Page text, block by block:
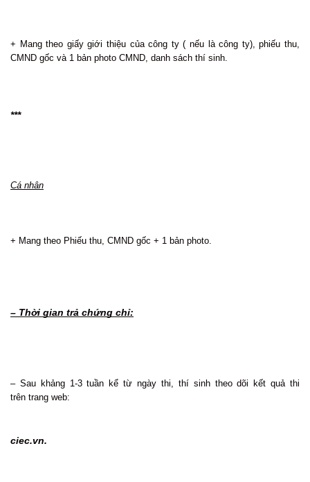
+ Mang theo giấy giới thiệu của công ty ( nếu là công ty), phiếu thu,
CMND gốc và 1 bản photo CMND, danh sách thí sinh.
***
Cá nhân
+ Mang theo Phiếu thu, CMND gốc + 1 bản photo.
– Thời gian trả chứng chỉ:
– Sau khảng 1-3 tuần kể từ ngày thi, thí sinh theo dõi kết quả thi
trên trang web:
ciec.vn.